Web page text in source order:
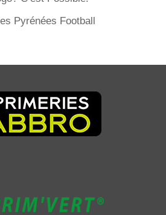
Pyrénées Football